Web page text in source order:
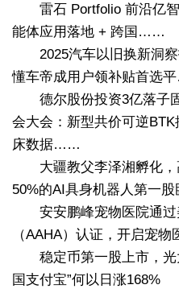
雷石 Portfolio 前沿亿智
能体应用落地 + 跨国……
2025汽车以旧换新洞察
懂车帝成用户领补贴首选
德尔股份投资3亿落子
会大会：新型共价可逆
床数据……
大疆教父李泽湘孵化，
50%的AI具身机器人第一
安安鹏峰宠物医院通过
（AAHA）认证，开启宠
稳定币第一股上市，光
国支付宝”何以日涨168%